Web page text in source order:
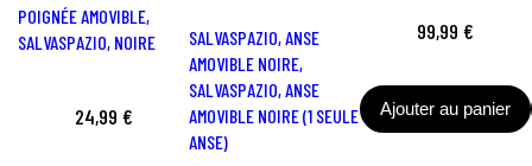
POIGNÉE AMOVIBLE,
SALVASPAZIO, NOIRE
24,99 €
SALVASPAZIO, ANSE
AMOVIBLE NOIRE,
SALVASPAZIO, ANSE
AMOVIBLE NOIRE (1 SEULE
ANSE)
99,99 €
Ajouter au panier